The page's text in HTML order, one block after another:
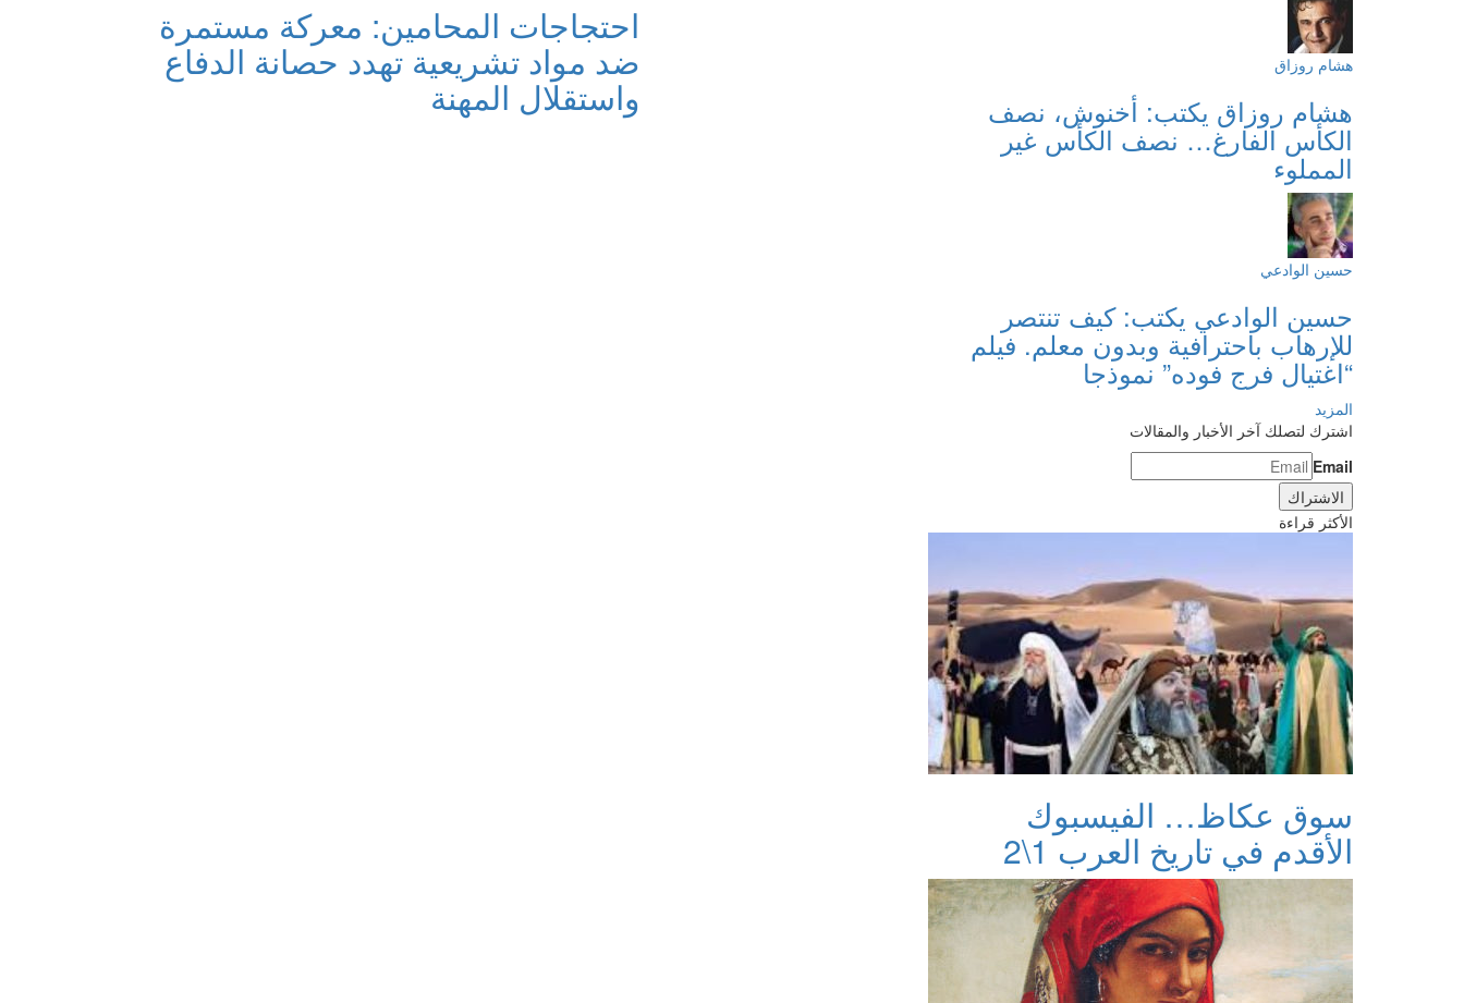
احتجاجات المحامين: معركة مستمرة
ضد مواد تشريعية تهدد حصانة الدفاع
واستقلال المهنة
هشام روزاق
هشام روزاق يكتب: أخنوش، نصف
الكأس الفارغ… نصف الكأس غير
المملوء
حسين الوادعي
حسين الوادعي يكتب: كيف تنتصر
للإرهاب باحترافية وبدون معلم. فيلم
“اغتيال فرج فوده” نموذجا
المزيد
اشترك لتصلك آخر الأخبار والمقالات
Email
الأكثر قراءة
سوق عكاظ… الفيسبوك
الأقدم في تاريخ العرب 1\2